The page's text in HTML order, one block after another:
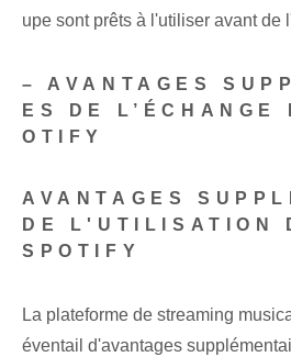
upe sont prêts à l'utiliser avant de
– AVANTAGES
ES DE L’ÉCHANGE
OTIFY
AVANTAGES
DE L'UTILISATION
SPOTIFY
La plateforme de streaming
éventail d'avantages